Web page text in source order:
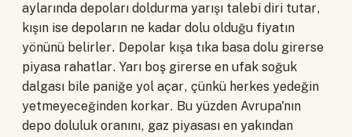
aylarında depoları doldurma yarışı talebi diri tutar,
kışın ise depoların ne kadar dolu olduğu fiyatın
yönünü belirler. Depolar kışa tıka basa dolu girerse
piyasa rahatlar. Yarı boş girerse en ufak soğuk
dalgası bile paniğe yol açar, çünkü herkes yedeğin
yetmeyeceğinden korkar. Bu yüzden Avrupa'nın
depo doluluk oranını, gaz piyasası en yakından